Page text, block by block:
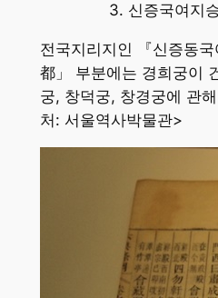
3. 신증국여지
전국지리지인 『신증동
都」 부분에는 경희궁이
궁, 창덕궁, 창경궁에 관
처: 서울역사박물관>